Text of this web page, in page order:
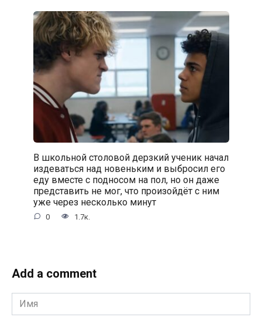
В школьной столовой дерзкий ученик начал
издеваться над новеньким и выбросил его
еду вместе с подносом на пол, но он даже
представить не мог, что произойдёт с ним
уже через несколько минут
0 1.7к.
Add a comment
Имя
*